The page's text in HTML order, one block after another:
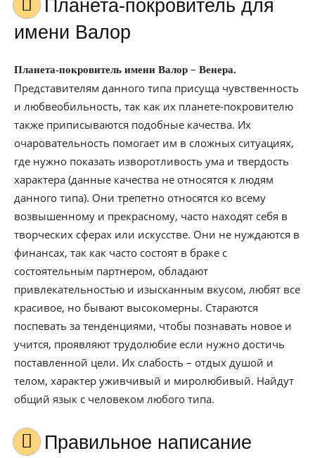
Планета-покровитель для
имени Валор
Планета-покровитель имени Валор – Венера.
Представителям данного типа присуща чувственность
и любвеобильность, так как их планете-покровителю
также приписываются подобные качества. Их
очаровательность помогает им в сложных ситуациях,
где нужно показать изворотливость ума и твердость
характера (данные качества не относятся к людям
данного типа). Они трепетно относятся ко всему
возвышенному и прекрасному, часто находят себя в
творческих сферах или искусстве. Они не нуждаются в
финансах, так как часто состоят в браке с
состоятельным партнером, обладают
привлекательностью и изысканным вкусом, любят все
красивое, но бывают высокомерны. Стараются
поспевать за тенденциями, чтобы познавать новое и
учится, проявляют трудолюбие если нужно достичь
поставленной цели. Их слабость – отдых душой и
телом, характер уживчивый и миролюбивый. Найдут
общий язык с человеком любого типа.
Правильное написание